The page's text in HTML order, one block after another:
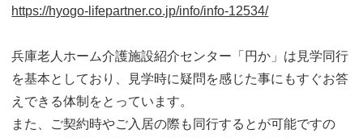
https://hyogo-lifepartner.co.jp/info/info-12534/
兵庫老人ホーム介護施設紹介センター「円か」は見学同行
を基本としており、見学時に疑問を感じた事にもすぐお答
えできる体制をとっています。
また、ご契約時やご入居の際も同行するとが可能ですの